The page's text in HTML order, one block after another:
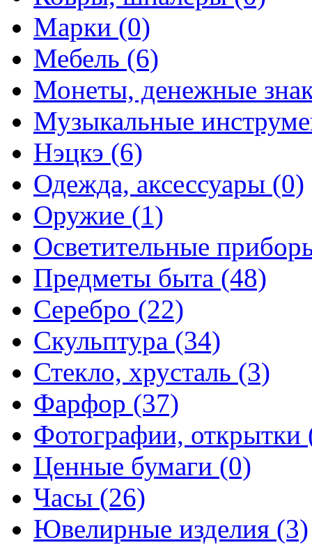
Марки (0)
Мебель (6)
Монеты, денежные
Музыкальные
Нэцкэ (6)
Одежда, аксессуары (0)
Оружие (1)
Осветительные
Предметы быта (48)
Серебро (22)
Скульптура (34)
Стекло, хрусталь (3)
Фарфор (37)
Фотографии, открытки
Ценные бумаги (0)
Часы (26)
Ювелирные изделия (3)